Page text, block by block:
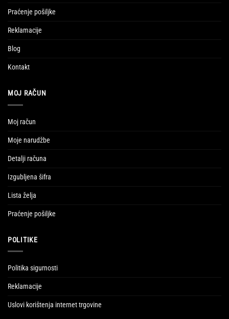
Praćenje pošiljke
Reklamacije
Blog
Kontakt
MOJ RAČUN
Moj račun
Moje narudžbe
Detalji računa
Izgubljena šifra
Lista želja
Praćenje pošiljke
POLITIKE
Politika sigurnosti
Reklamacije
Uslovi korištenja internet trgovine